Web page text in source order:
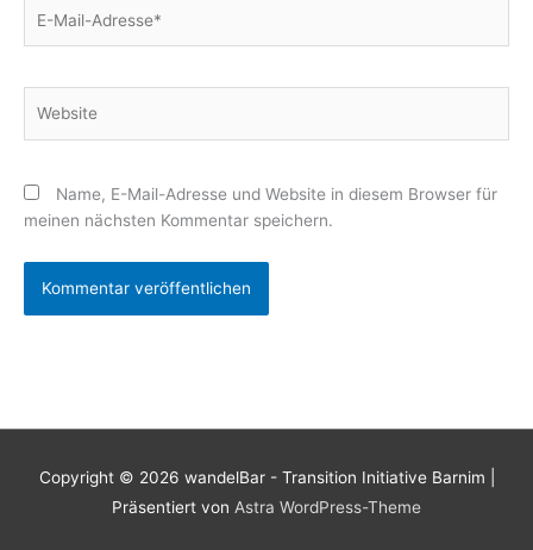
Mail-
Name, E-Mail-Adresse und Website in diesem Browser für
meinen nächsten Kommentar speichern.
Copyright © 2026 wandelBar - Transition Initiative Barnim
Präsentiert von Astra WordPress-Theme